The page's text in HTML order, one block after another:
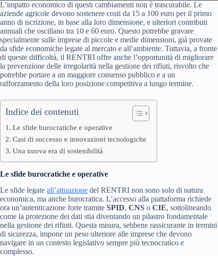
L’impatto economico di questi cambiamenti non è trascurabile. Le
aziende agricole devono sostenere costi da 15 a 100 euro per il primo
anno di iscrizione, in base alla loro dimensione, e ulteriori contributi
annuali che oscillano tra 10 e 60 euro. Questo potrebbe gravare
specialmente sulle imprese di piccole e medie dimensioni, già provate
da sfide economiche legate al mercato e all’ambiente. Tuttavia, a fronte
di queste difficoltà, il RENTRI offre anche l’opportunità di migliorare
la prevenzione delle irregolarità nella gestione dei rifiuti, risvolto che
potrebbe portare a un maggiore consenso pubblico e a un
rafforzamento della loro posizione competitiva a lungo termine.
Indice dei contenuti
Le sfide burocratiche e operative
Casi di successo e innovazioni tecnologiche
Una nuova era di sostenibilità
Le sfide burocratiche e operative
Le sfide legate all’attuazione del RENTRI non sono solo di natura
economica, ma anche burocratica. L’accesso alla piattaforma richiede
ora un’autenticazione forte tramite SPID, CNS o CIE, sottolineando
come la protezione dei dati stia diventando un pilastro fondamentale
nella gestione dei rifiuti. Questa misura, sebbene rassicurante in termini
di sicurezza, impone un peso ulteriore alle imprese che devono
navigare in un contesto legislativo sempre più tecnocratico e
complesso.